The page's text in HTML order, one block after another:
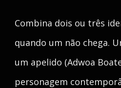
Combina dois ou três
quando um não chega.
um apelido (Adwoa
personagem